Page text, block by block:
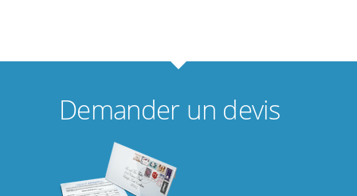
Demander un devis